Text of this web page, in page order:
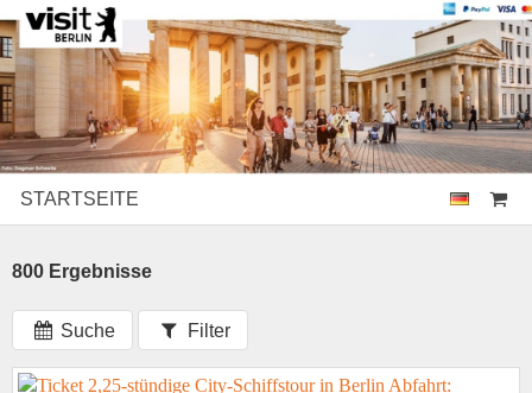
STARTSEITE
800 Ergebnisse
Suche Filter